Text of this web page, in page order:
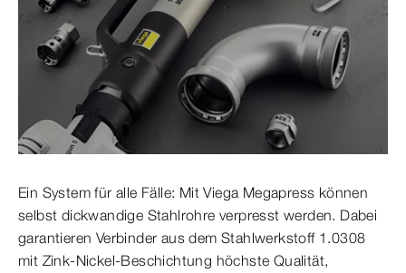
Ein System für alle Fälle: Mit Viega Megapress können
selbst dickwandige Stahlrohre verpresst werden. Dabei
garantieren Verbinder aus dem Stahlwerkstoff 1.0308
mit Zink-Nickel-Beschichtung höchste Qualität,